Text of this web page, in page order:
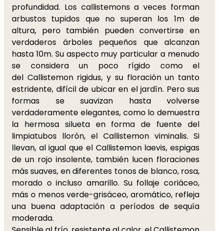
profundidad. Los callistemons a veces forman
arbustos tupidos que no superan los 1m de
altura, pero también pueden convertirse en
verdaderos árboles pequeños que alcanzan
hasta 10m. Su aspecto muy particular a menudo
se considera un poco rígido como el
del Callistemon rigidus, y su floración un tanto
estridente, difícil de ubicar en el jardín. Pero sus
formas se suavizan hasta volverse
verdaderamente elegantes, como lo demuestra
la hermosa silueta en forma de fuente del
limpiatubos llorón, el Callistemon viminalis. Si
llevan, al igual que el Callistemon laevis, espigas
de un rojo insolente, también lucen floraciones
más suaves, en diferentes tonos de blanco, rosa,
morado o incluso amarillo. Su follaje coriáceo,
más o menos verde-grisáceo, aromático, refleja
una buena adaptación a períodos de sequía
moderada.